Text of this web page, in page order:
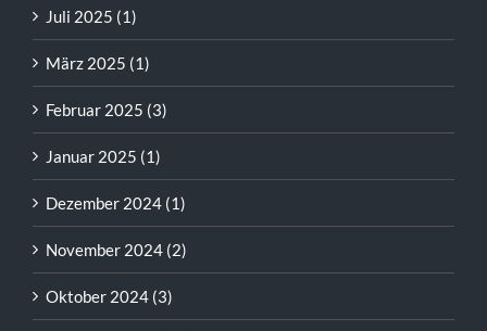
Juli 2025 (1)
März 2025 (1)
Februar 2025 (3)
Januar 2025 (1)
Dezember 2024 (1)
November 2024 (2)
Oktober 2024 (3)